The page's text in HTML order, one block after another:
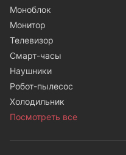
Моноблок
Монитор
Телевизор
Смарт-часы
Наушники
Робот-пылесос
Холодильник
Посмотреть все